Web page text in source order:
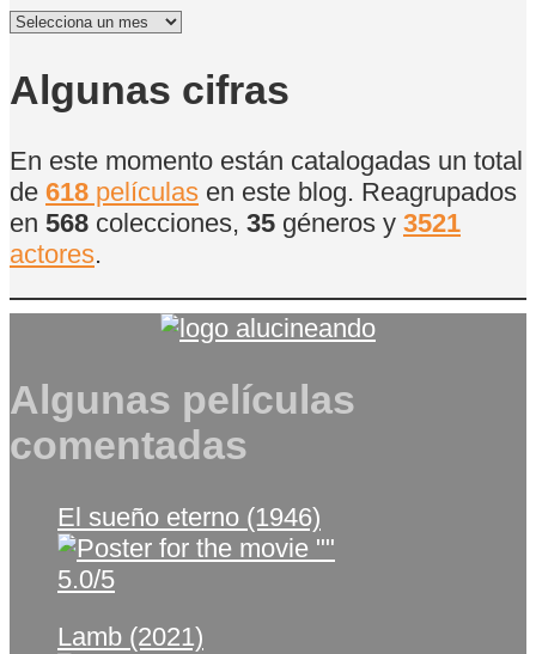
Archivo
Películas
Algunas cifras
En este momento están catalogadas un total
de 618 películas en este blog. Reagrupados
en 568 colecciones, 35 géneros y 3521
actores.
Algunas películas
comentadas
El sueño eterno (1946)
5.0/5
Lamb (2021)